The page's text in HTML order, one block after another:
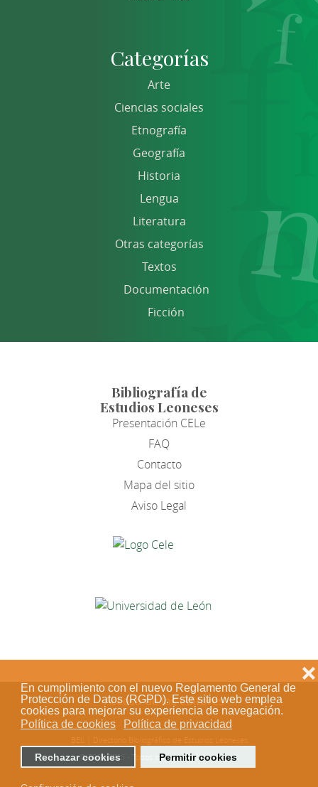
En cumplimiento con el nuevo Reglamento General de
Protección de Datos (RGPD). Este sitio web emplea
cookies para mejorar su experiencia de navegación.
Política de cookies
Política de privacidad
Rechazar cookies Permitir cookies
❌
Categorías
Arte
Ciencias sociales
Etnografía
Geografía
Historia
Lengua
Literatura
Otras categorías
Textos
Documentación
Ficción
Bibliografía de
Estudios Leoneses
Presentación CELe
FAQ
Contacto
Mapa del sitio
Aviso Legal
Acceso de los editores
© 2018-2023 - Todos los derechos reservados